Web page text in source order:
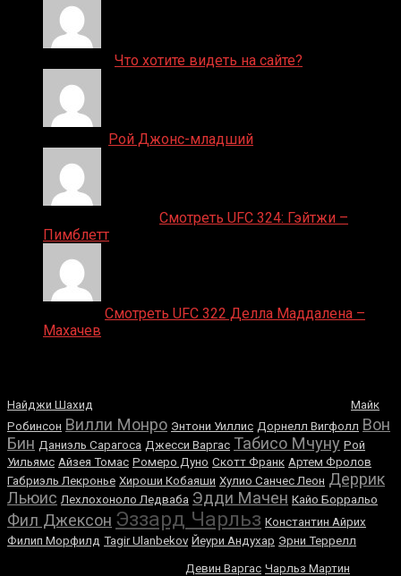
Что хотите видеть на сайте?
Рой Джонс-младший
Смотреть UFC 324: Гэйтжи –
Пимблетт
Смотреть UFC 322 Делла Маддалена –
Махачев
Найджи Шахид
Майк
Робинсон Вилли Монро Энтони Уиллис Дорнелл Вигфолл Вон
Бин Даниэль Сарагоса Джесси Варгас Табисо Мчуну Рой
Уильямс Айзея Томас Ромеро Дуно Скотт Франк Артем Фролов
Габриэль Лекронье Хироши Кобаяши Хулио Санчес Леон Деррик
Льюис Лехлохоноло Ледваба Эдди Мачен Кайо Борральо
Фил Джексон Эззард Чарльз Константин Айрих
Филип Морфилд Tagir Ulanbekov Йеури Андухар Эрни Террелл
Девин Варгас Чарльз Мартин